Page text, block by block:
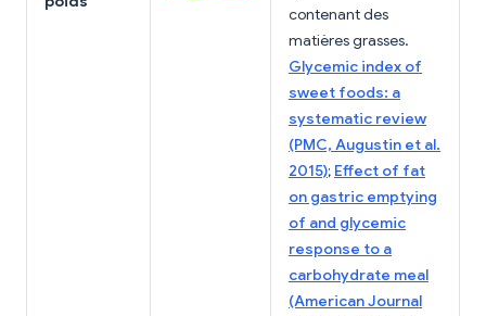
contenant des
matières grasses.
Glycemic index of
sweet foods: a
systematic review
(PMC, Augustin et al.
2015); Effect of fat
on gastric emptying
of and glycemic
response to a
carbohydrate meal
(American Journal